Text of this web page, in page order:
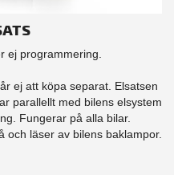
ej programmering.
ej att köpa separat. Elsatsen
parallellt med bilens elsystem
Fungerar på alla bilar.
och läser av bilens baklampor.